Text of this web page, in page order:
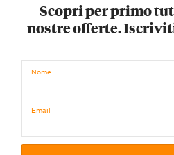
Scopri per primo
nostre offerte.
Nome
Email